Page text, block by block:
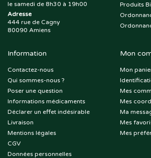
le samedi de 8h30 à 19h00
Adresse
444 rue de Cagny
80090 Amiens
Produits
Information
Contactez-nous
Qui sommes-nous ?
Poser une question
Informations médicaments
Déclarer un effet indésirable
Livraison
Mentions légales
CGV
Données personnelles
Mon
Mon
Mes
Mes
Ma
Mes
Mes